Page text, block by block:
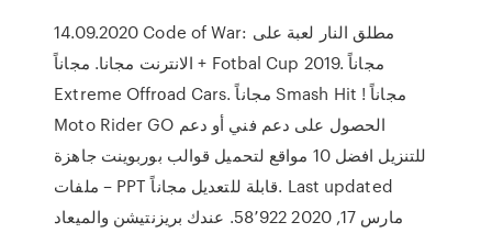
14.09.2020 Code of War: مطلق النار لعبة على
الانترنت مجانا. مجاناً + Fotbal Cup 2019. مجاناً
Extreme Offrоad Cars. مجاناً Smash Hit ! مجاناً
Moto Rider GO الحصول على دعم فني أو دعم
للتنزيل افضل 10 مواقع لتحميل قوالب بوربوينت جاهزة
– ملفات PPT قابلة للتعديل مجاناً. Last updated
مارس 17, 2020 58٬922. عندك بريزنتيشن والميعاد